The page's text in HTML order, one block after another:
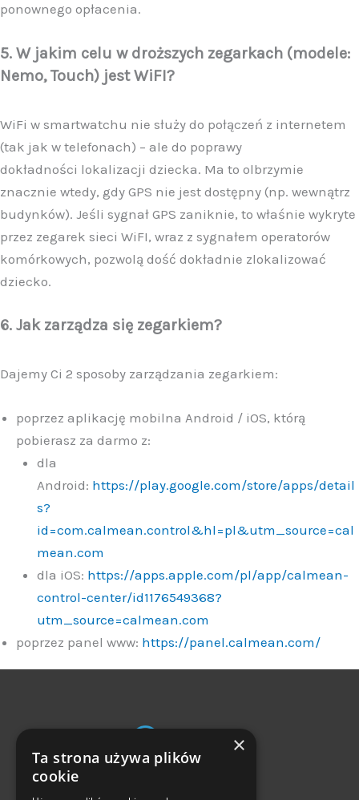
ponownego opłacenia.
5. W jakim celu w droższych zegarkach (modele:
Nemo, Touch) jest WiFI?
WiFi w smartwatchu nie służy do połączeń z internetem
(tak jak w telefonach) – ale do poprawy
dokładności lokalizacji dziecka. Ma to olbrzymie
znacznie wtedy, gdy GPS nie jest dostępny (np. wewnątrz
budynków). Jeśli sygnał GPS zaniknie, to właśnie wykryte
przez zegarek sieci WiFI, wraz z sygnałem operatorów
komórkowych, pozwolą dość dokładnie zlokalizować
dziecko.
6. Jak zarządza się zegarkiem?
Dajemy Ci 2 sposoby zarządzania zegarkiem:
poprzez aplikację mobilna Android / iOS, którą
pobierasz za darmo z:
dla
Android: https://play.google.com/store/apps/detail
s?
id=com.calmean.control&hl=pl&utm_source=cal
mean.com
dla iOS: https://apps.apple.com/pl/app/calmean-
control-center/id1176549368?
utm_source=calmean.com
poprzez panel www: https://panel.calmean.com/
Częste pytania
×
Ta strona używa plików
cookie